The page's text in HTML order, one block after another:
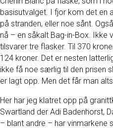
basisutvalget. I fjor kom det en
på stranden, eller noe sånt.
nå – en såkalt Bag-in-Box. Ikke
tilsvarer tre flasker. Til 370
124 kroner. Det er nesten
ikke få noe særlig til den prisen
er lagt opp. Men det får man
Her har jeg klatret opp på
Swartland der Adi Badenhorst,
– blant andre – har vinmarkene